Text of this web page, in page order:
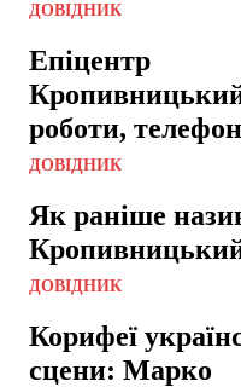
ДОВІДНИК
Епіцентр
роботи,
ДОВІДНИК
Як раніше
ДОВІДНИК
Корифеї
сцени: Марко